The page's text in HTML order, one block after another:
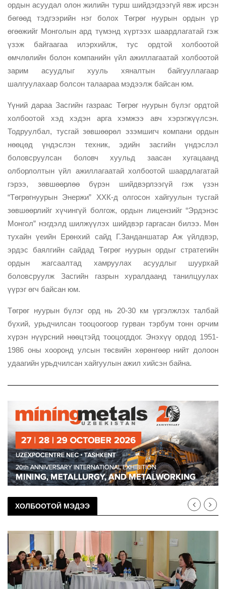
ордын асуудал олон жилийн турш шийдэгдээгүй явж ирсэн
бөгөөд тэдгээрийн нэг болох Төгрөг нуурын ордын үр
өгөөжийг Монголын ард түмэнд хүртээх шаардлагатай гэж
үзэж байгаагаа илэрхийлж, тус ордтой холбоотой
өмчлөлийн болон компанийн үйл ажиллагаатай холбоотой
зарим асуудлыг хууль хяналтын байгууллагаар
шалгуулахаар болсон талаараа мэдээлж байсан юм.
Үүний дараа Засгийн газраас Төгрөг нуурын бүлэг ордтой
холбоотой хэд хэдэн арга хэмжээ авч хэрэгжүүлсэн.
Тодруулбал, тусгай зөвшөөрөл эзэмшигч компани ордын
нөөцөд үндэслэн техник, эдийн засгийн үндэслэл
боловсруулсан боловч хуульд заасан хугацаанд
олборлолтын үйл ажиллагаатай холбоотой шаардлагатай
гэрээ, зөвшөөрлөө бүрэн шийдвэрлээгүй гэж үзэн
“Төгрөгнуурын Энержи” ХХК-д олгосон хайгуулын тусгай
зөвшөөрлийг хүчингүй болгож, ордын лицензийг “Эрдэнэс
Монгол” нэгдэлд шилжүүлэх шийдвэр гаргасан билээ. Мөн
тухайн үеийн Ерөнхий сайд Г.Занданшатар Аж үйлдвэр,
эрдэс баялгийн сайдад Төгрөг нуурын ордыг стратегийн
ордын жагсаалтад хамруулах асуудлыг шуурхай
боловсруулж Засгийн газрын хуралдаанд танилцуулах
үүрэг өгч байсан юм.
Төгрөг нуурын бүлэг орд нь 20-30 км үргэлжлэх талбай
бүхий, урьдчилсан тооцоогоор гурван тэрбум тонн орчим
хүрэн нүүрсний нөөцтэйд тооцогддог. Энэхүү ордод 1951-
1986 оны хооронд улсын төсвийн хөрөнгөөр нийт долоон
удаагийн урьдчилсан хайгуулын ажил хийсэн байна.
ХОЛБООТОЙ МЭДЭЭ